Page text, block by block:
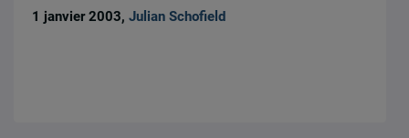
1 janvier 2003,Julian Schofield